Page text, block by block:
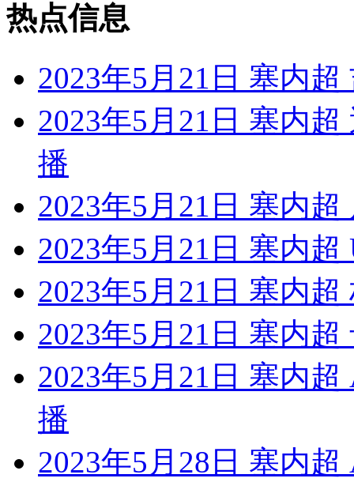
热点信息
2023年5月21日 塞内
2023年5月21日 塞内
播
2023年5月21日 塞内
2023年5月21日 塞内超
2023年5月21日 塞内
2023年5月21日 塞内
2023年5月21日 塞内
播
2023年5月28日 塞内